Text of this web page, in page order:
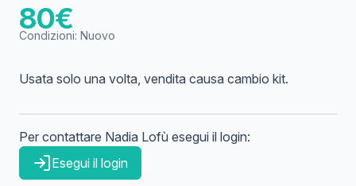
80€
Condizioni: Nuovo
Usata solo una volta, vendita causa cambio kit.
Per contattare Nadia Lofù esegui il login:
Esegui il login